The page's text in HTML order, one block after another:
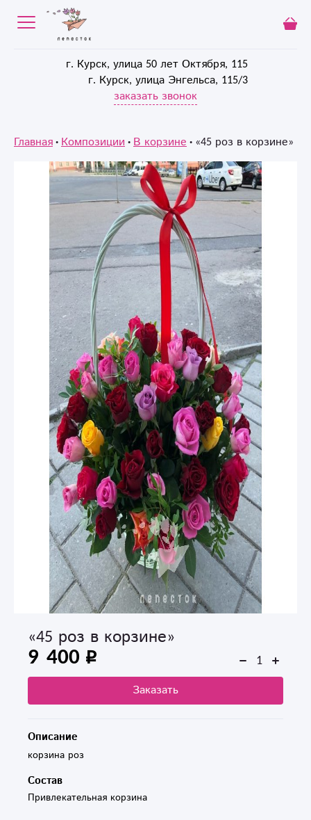
г. Курск, улица 50 лет Октября, 115
г. Курск, улица Энгельса, 115/3
заказать звонок
Главная Композиции В корзине «45 роз в корзине»
«45 роз в корзине»
9 400
Заказать
Описание
корзина роз
Состав
Привлекательная корзина